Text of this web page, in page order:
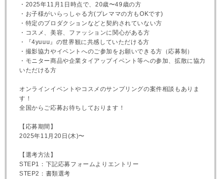
・2025年11月1日時点で、20歳〜49歳の方
・お子様がいらっしゃる方(プレママの方もOKです)
・特定のプロダクションなどと契約されていない方
・コスメ、美容、ファッションに関心がある方
・『4yuuu』の世界観に共感していただける方
・撮影協力やイベントへのご参加をお願いできる方（応募制）
・モニター商品や企業タイアップイベント等への参加、拡散に協力
いただける方
オンラインイベントやコスメのサンプリングの案件相談もありま
す！
全国からご応募お待ちしております！
【応募期間】
2025年11月20日(木)〜
【選考方法】
STEP1：下記応募フォームよりエントリー
STEP2：書類選考